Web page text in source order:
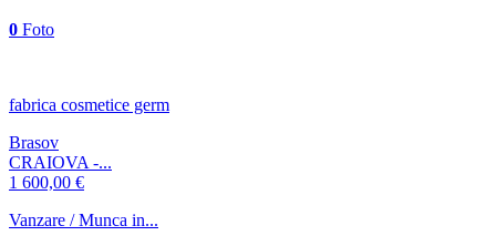
0 Foto
fabrica cosmetice germ
Brasov
CRAIOVA -...
1 600,00 €
Vanzare / Munca in...